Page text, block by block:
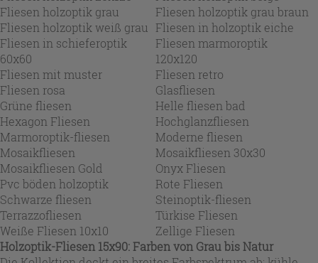
Fliesen holzoptik grau
Fliesen holzoptik grau braun
Fliesen holzoptik weiß grau
Fliesen in holzoptik eiche
Fliesen in schieferoptik
60x60
Fliesen marmoroptik
120x120
Fliesen mit muster
Fliesen retro
Fliesen rosa
Glasfliesen
Grüne fliesen
Helle fliesen bad
Hexagon Fliesen
Hochglanzfliesen
Marmoroptik-fliesen
Moderne fliesen
Mosaikfliesen
Mosaikfliesen 30x30
Mosaikfliesen Gold
Onyx Fliesen
Pvc böden holzoptik
Rote Fliesen
Schwarze fliesen
Steinoptik-fliesen
Terrazzofliesen
Türkise Fliesen
Weiße Fliesen 10x10
Zellige Fliesen
Holzoptik-Fliesen 15x90: Farben von Grau bis Natur